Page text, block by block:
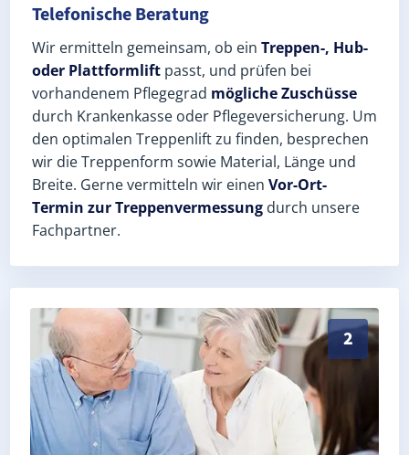
Telefonische Beratung
Wir ermitteln gemeinsam, ob ein Treppen-, Hub-
oder Plattformlift passt, und prüfen bei
vorhandenem Pflegegrad mögliche Zuschüsse
durch Krankenkasse oder Pflegeversicherung. Um
den optimalen Treppenlift zu finden, besprechen
wir die Treppenform sowie Material, Länge und
Breite. Gerne vermitteln wir einen Vor-Ort-
Termin zur Treppenvermessung durch unsere
Fachpartner.
2
Exaktes Aufmaß in Wansdorf (Landkreis